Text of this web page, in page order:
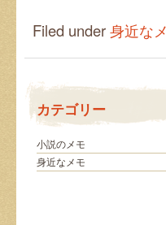
Filed under身近な
カテゴリー
小説のメモ
身近なメモ